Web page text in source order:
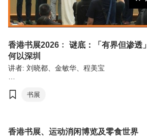
香港书展2026﹕ 谜底：「有界但渗透」
何以深圳
讲者: 刘晓都、金敏华、程美宝
届香港书展，连同香港运动消闲博览及零食世
区，为入场人士带来集阅读、运动与消闲于一
书展
香港书展、运动消闲博览及零食世界